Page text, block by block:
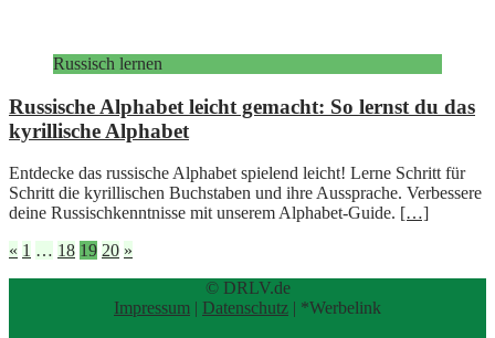
Russisch lernen
Russische Alphabet leicht gemacht: So lernst du das
kyrillische Alphabet
Entdecke das russische Alphabet spielend leicht! Lerne Schritt für
Schritt die kyrillischen Buchstaben und ihre Aussprache. Verbessere
deine Russischkenntnisse mit unserem Alphabet-Guide. […]
Seitennummerierung
der
« 1 … 18 19 20 »
© DRLV.de
Impressum | Datenschutz | *Werbelink